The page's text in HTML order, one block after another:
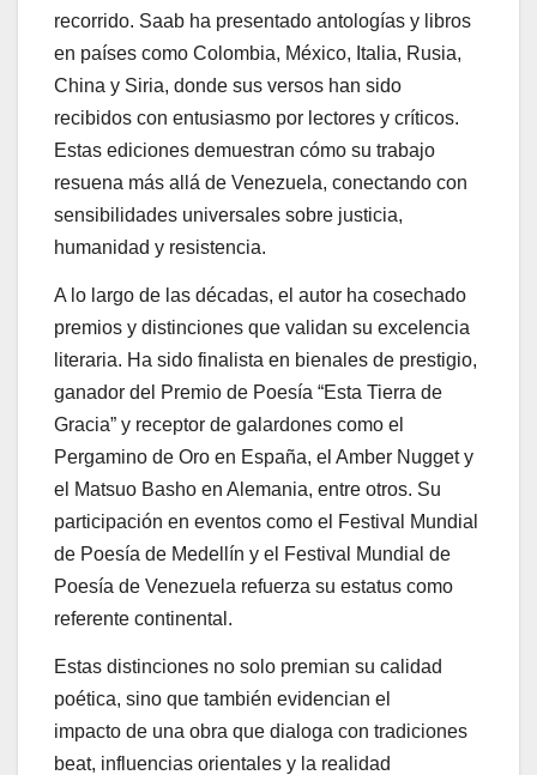
recorrido. Saab ha presentado antologías y libros
en países como Colombia, México, Italia, Rusia,
China y Siria, donde sus versos han sido
recibidos con entusiasmo por lectores y críticos.
Estas ediciones demuestran cómo su trabajo
resuena más allá de Venezuela, conectando con
sensibilidades universales sobre justicia,
humanidad y resistencia.
A lo largo de las décadas, el autor ha cosechado
premios y distinciones que validan su excelencia
literaria. Ha sido finalista en bienales de prestigio,
ganador del Premio de Poesía “Esta Tierra de
Gracia” y receptor de galardones como el
Pergamino de Oro en España, el Amber Nugget y
el Matsuo Basho en Alemania, entre otros. Su
participación en eventos como el Festival Mundial
de Poesía de Medellín y el Festival Mundial de
Poesía de Venezuela refuerza su estatus como
referente continental.
Estas distinciones no solo premian su calidad
poética, sino que también evidencian el
impacto de una obra que dialoga con tradiciones
beat, influencias orientales y la realidad